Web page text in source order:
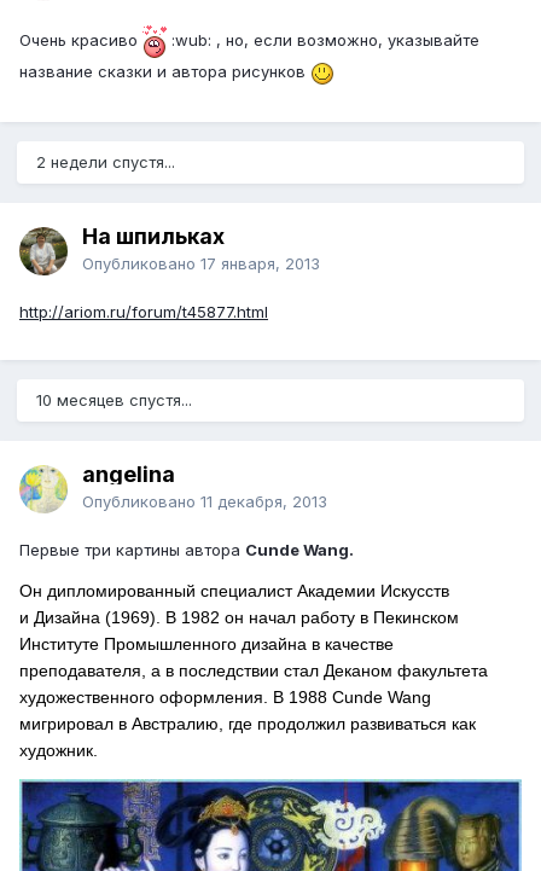
Очень красиво
:wub: , но, если возможно, указывайте
название сказки и автора рисунков
2 недели спустя...
На шпильках
Опубликовано 17 января, 2013
http://ariom.ru/forum/t45877.html
10 месяцев спустя...
angelina
Опубликовано 11 декабря, 2013
Первые три картины автора Cunde Wang.
Он дипломированный специалист Академии Искусств
и Дизайна (1969). В 1982 он начал работу в Пекинском
Институте Промышленного дизайна в качестве
преподавателя, а в последствии стал Деканом факультета
художественного оформления. В 1988 Cunde Wang
мигрировал в Австралию , где продолжил развиваться как
художник.